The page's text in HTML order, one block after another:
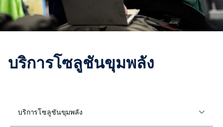
บริการโซลูชันขุมพลัง
บริการโซลูชันขุมพลัง